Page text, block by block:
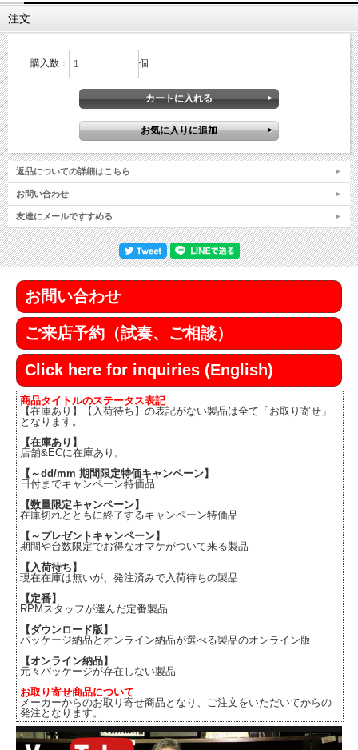
注文
購入数： 個
返品についての詳細はこちら
お問い合わせ
友達にメールですすめる
お問い合わせ
ご来店予約（試奏、ご相談）
Click here for inquiries (English)
商品タイトルのステータス表記
【在庫あり】【入荷待ち】の表記がない製品は全て「お取り寄せ」
となります。
【在庫あり】
店舗&ECに在庫あり。
【～dd/mm 期間限定特価キャンペーン】
日付までキャンペーン特価品
【数量限定キャンペーン】
在庫切れとともに終了するキャンペーン特価品
【～プレゼントキャンペーン】
期間や台数限定でお得なオマケがついて来る製品
【入荷待ち】
現在在庫は無いが、発注済みで入荷待ちの製品
【定番】
RPMスタッフが選んだ定番製品
【ダウンロード版】
パッケージ納品とオンライン納品が選べる製品のオンライン版
【オンライン納品】
元々パッケージが存在しない製品
お取り寄せ商品について
メーカーからのお取り寄せ商品となり、ご注文をいただいてからの
発注となります。